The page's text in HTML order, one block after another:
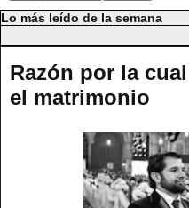
Lo más leído de la semana
Razón por la
el matrimonio